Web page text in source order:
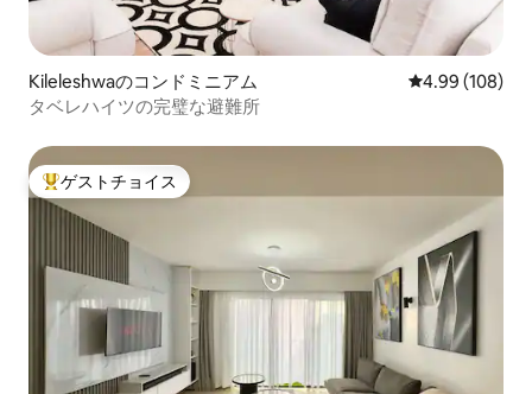
Kileleshwaのコンドミニアム レビュー108
4.99 (108)
タベレハイツの完璧な避難所
大好評のゲストチョイスです。
ゲストチョイス